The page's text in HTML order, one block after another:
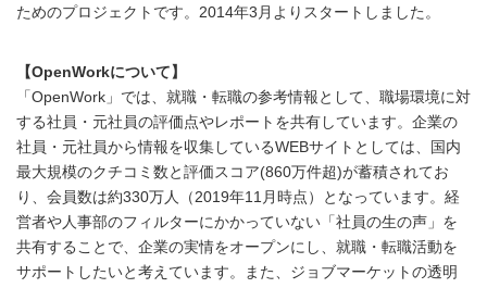
ためのプロジェクトです。2014年3月よりスタートしました。
【OpenWorkについて】
「OpenWork」では、就職・転職の参考情報として、職場環境に対
する社員・元社員の評価点やレポートを共有しています。企業の
社員・元社員から情報を収集しているWEBサイトとしては、国内
最大規模のクチコミ数と評価スコア(860万件超)が蓄積されてお
り、会員数は約330万人（2019年11月時点）となっています。経
営者や人事部のフィルターにかかっていない「社員の生の声」を
共有することで、企業の実情をオープンにし、就職・転職活動を
サポートしたいと考えています。また、ジョブマーケットの透明